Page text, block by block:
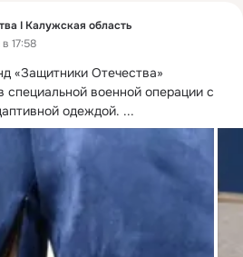
I Калужская область
17:58
«Защитники Отечества»
специальной военной операции с
одеждой. ...